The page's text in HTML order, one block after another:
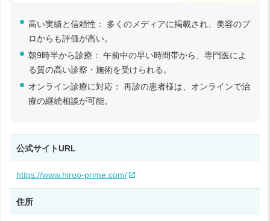
高い実績と信頼性： 多くのメディアに掲載され、美容のプ
ロからも評価が高い。
朝9時半から診療： 午前中の早い時間帯から、専門医によ
る質の高い診察・施術を受けられる。
オンライン診療に対応： 再診の患者様は、オンラインで治
療の継続相談が可能。
公式サイトURL
https://www.hiroo-prime.com/
住所